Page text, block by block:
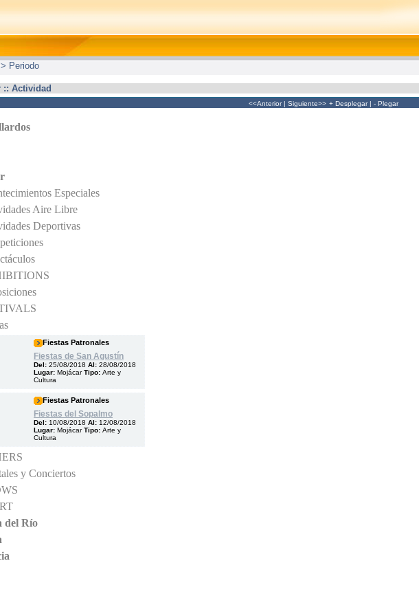
Periodo
:: Actividad
<<Anterior| Siguiente>> + Desplegar| - Plegar
Especiales
Aire Libre
Deportivas
Fiestas Patronales
Fiestas de San Agustín
Del: 25/08/2018 Al: 28/08/2018
Lugar: MojácarTipo: Arte y
Cultura
Fiestas Patronales
Fiestas del Sopalmo
Del: 10/08/2018 Al: 12/08/2018
Lugar: MojácarTipo: Arte y
Cultura
y Conciertos
del Río